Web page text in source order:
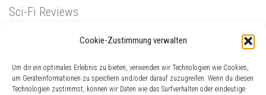
Cookie-Zustimmung verwalten
Um dir ein optimales Erlebnis zu bieten, verwenden wir Technologien wie Cookies,
um Geräteinformationen zu speichern und/oder darauf zuzugreifen. Wenn du diesen
Technologien zustimmst, können wir Daten wie das Surfverhalten oder eindeutige
Sci-Fi Reviews